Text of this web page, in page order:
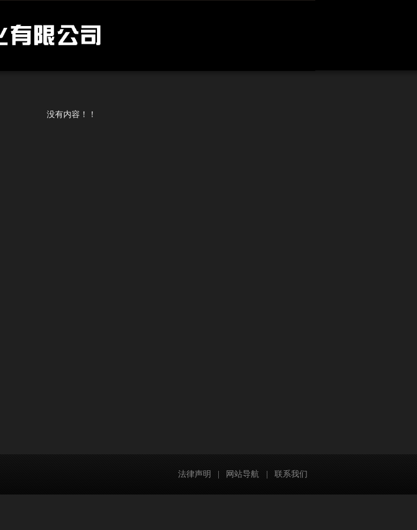
没有内容！！
法律声明 网站导航 联系我们